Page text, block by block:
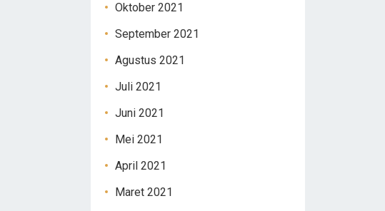
Oktober 2021
September 2021
Agustus 2021
Juli 2021
Juni 2021
Mei 2021
April 2021
Maret 2021